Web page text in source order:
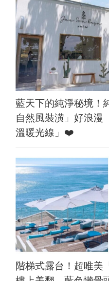
藍天下的純淨秘境！
自然風裝潢」好浪
溫暖光線」❤️
階梯式露台！超唯美